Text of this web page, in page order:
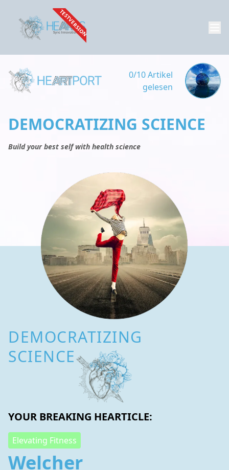
TESTVERSION
0/10 Artikel
gelesen
DEMOCRATIZING SCIENCE
Build your best self with health science
DEMOCRATIZING
SCIENCE
YOUR BREAKING HEARTICLE:
Elevating Fitness
Welcher